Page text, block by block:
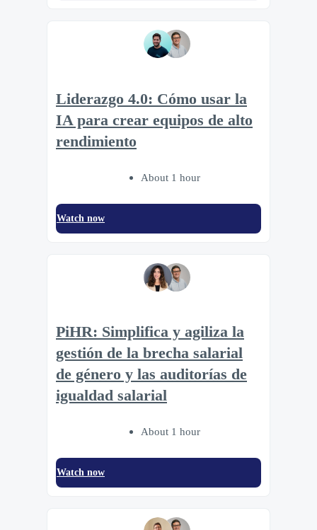
Liderazgo 4.0: Cómo usar la
IA para crear equipos de alto
rendimiento
About 1 hour
Watch now
PiHR: Simplifica y agiliza la
gestión de la brecha salarial
de género y las auditorías de
igualdad salarial
About 1 hour
Watch now